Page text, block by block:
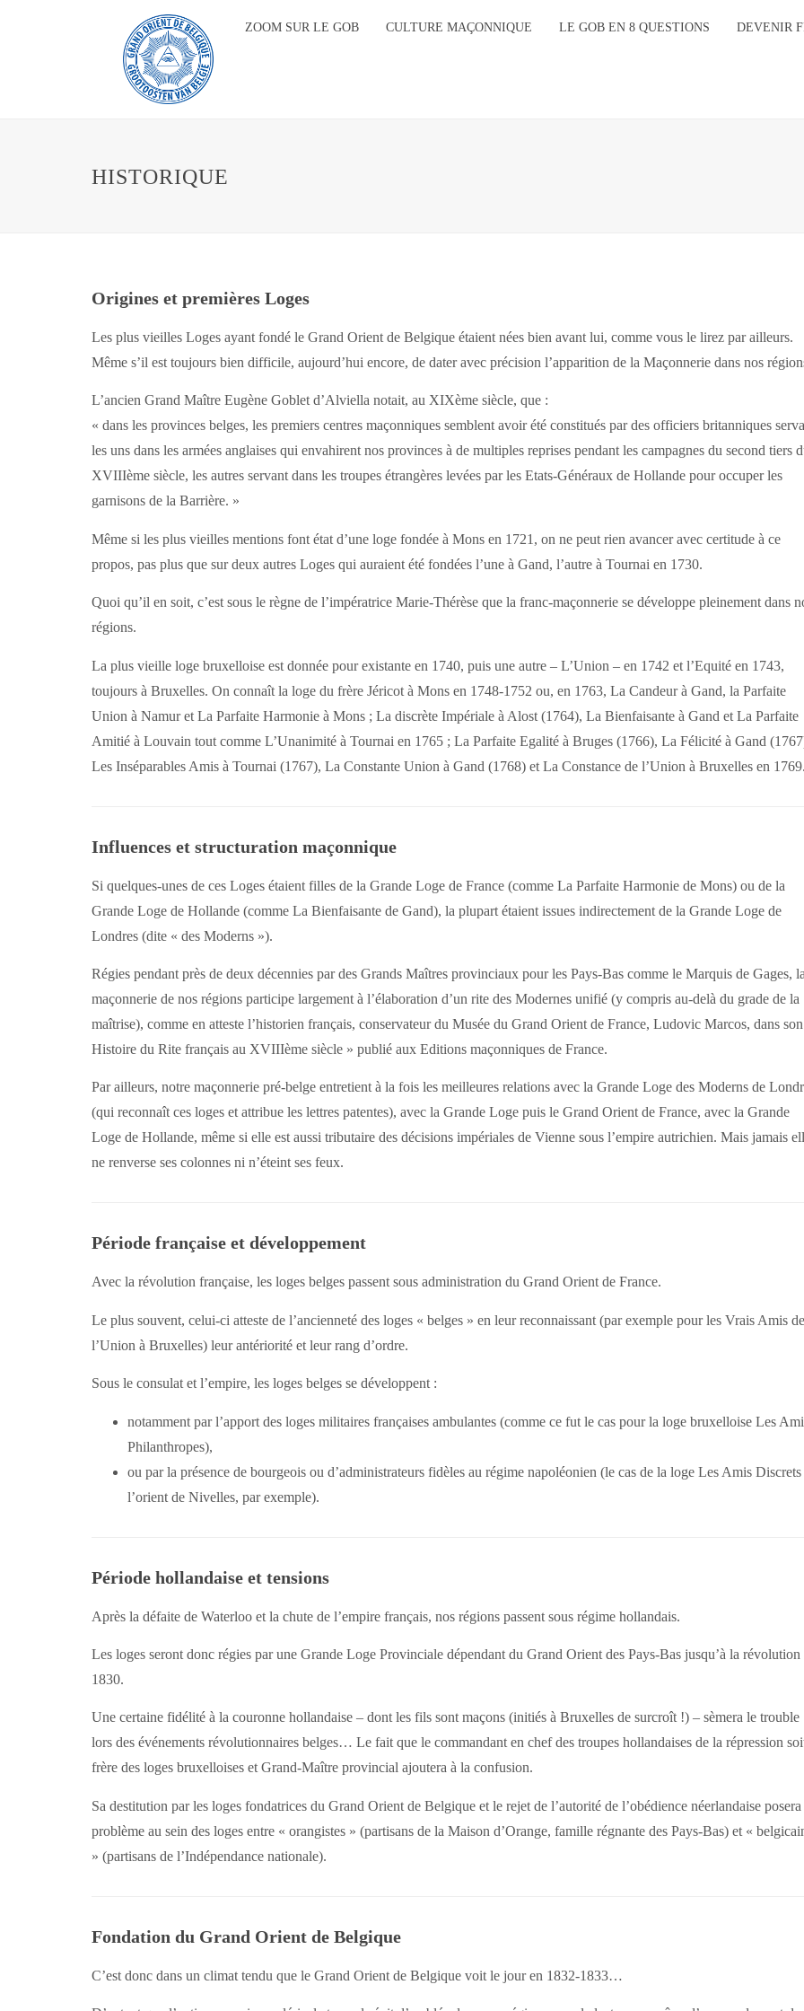
ZOOM SUR LE GOB CULTURE MAÇONNIQUE LE GOB EN 8 QUESTIONS DEVENIR
HISTORIQUE
Origines et premières Loges
Les plus vieilles Loges ayant fondé le Grand Orient de Belgique étaient nées bien avant lui, comme vous le lirez par ailleurs.
Même s’il est toujours bien difficile, aujourd’hui encore, de dater avec précision l’apparition de la Maçonnerie dans nos
L’ancien Grand Maître Eugène Goblet d’Alviella notait, au XIXème siècle, que :
« dans les provinces belges, les premiers centres maçonniques semblent avoir été constitués par des officiers britanniques
les uns dans les armées anglaises qui envahirent nos provinces à de multiples reprises pendant les campagnes du second tiers
XVIIIème siècle, les autres servant dans les troupes étrangères levées par les Etats-Généraux de Hollande pour occuper les
garnisons de la Barrière. »
Même si les plus vieilles mentions font état d’une loge fondée à Mons en 1721, on ne peut rien avancer avec certitude à ce
propos, pas plus que sur deux autres Loges qui auraient été fondées l’une à Gand, l’autre à Tournai en 1730.
Quoi qu’il en soit, c’est sous le règne de l’impératrice Marie-Thérèse que la franc-maçonnerie se développe pleinement dans
régions.
La plus vieille loge bruxelloise est donnée pour existante en 1740, puis une autre – L’Union – en 1742 et l’Equité en 1743,
toujours à Bruxelles. On connaît la loge du frère Jéricot à Mons en 1748-1752 ou, en 1763, La Candeur à Gand, la Parfaite
Union à Namur et La Parfaite Harmonie à Mons ; La discrète Impériale à Alost (1764), La Bienfaisante à Gand et La Parfaite
Amitié à Louvain tout comme L’Unanimité à Tournai en 1765 ; La Parfaite Egalité à Bruges (1766), La Félicité à Gand
Les Inséparables Amis à Tournai (1767), La Constante Union à Gand (1768) et La Constance de l’Union à Bruxelles en 1769.
Influences et structuration maçonnique
Si quelques-unes de ces Loges étaient filles de la Grande Loge de France (comme La Parfaite Harmonie de Mons) ou de la
Grande Loge de Hollande (comme La Bienfaisante de Gand), la plupart étaient issues indirectement de la Grande Loge de
Londres (dite « des Moderns »).
Régies pendant près de deux décennies par des Grands Maîtres provinciaux pour les Pays-Bas comme le Marquis de Gages, la
maçonnerie de nos régions participe largement à l’élaboration d’un rite des Modernes unifié (y compris au-delà du grade de la
maîtrise), comme en atteste l’historien français, conservateur du Musée du Grand Orient de France, Ludovic Marcos, dans
Histoire du Rite français au XVIIIème siècle » publié aux Editions maçonniques de France.
Par ailleurs, notre maçonnerie pré-belge entretient à la fois les meilleures relations avec la Grande Loge des Moderns de
(qui reconnaît ces loges et attribue les lettres patentes), avec la Grande Loge puis le Grand Orient de France, avec la Grande
Loge de Hollande, même si elle est aussi tributaire des décisions impériales de Vienne sous l’empire autrichien. Mais jamais
ne renverse ses colonnes ni n’éteint ses feux.
Période française et développement
Avec la révolution française, les loges belges passent sous administration du Grand Orient de France.
Le plus souvent, celui-ci atteste de l’ancienneté des loges « belges » en leur reconnaissant (par exemple pour les Vrais Amis de
l’Union à Bruxelles) leur antériorité et leur rang d’ordre.
Sous le consulat et l’empire, les loges belges se développent :
notamment par l’apport des loges militaires françaises ambulantes (comme ce fut le cas pour la loge bruxelloise Les
Philanthropes),
ou par la présence de bourgeois ou d’administrateurs fidèles au régime napoléonien (le cas de la loge Les Amis Discrets
l’orient de Nivelles, par exemple).
Période hollandaise et tensions
Après la défaite de Waterloo et la chute de l’empire français, nos régions passent sous régime hollandais.
Les loges seront donc régies par une Grande Loge Provinciale dépendant du Grand Orient des Pays-Bas jusqu’à la révolution
1830.
Une certaine fidélité à la couronne hollandaise – dont les fils sont maçons (initiés à Bruxelles de surcroît !) – sèmera le trouble
lors des événements révolutionnaires belges… Le fait que le commandant en chef des troupes hollandaises de la répression
frère des loges bruxelloises et Grand-Maître provincial ajoutera à la confusion.
Sa destitution par les loges fondatrices du Grand Orient de Belgique et le rejet de l’autorité de l’obédience néerlandaise posera
problème au sein des loges entre « orangistes » (partisans de la Maison d’Orange, famille régnante des Pays-Bas) et «
» (partisans de l’Indépendance nationale).
Fondation du Grand Orient de Belgique
C’est donc dans un climat tendu que le Grand Orient de Belgique voit le jour en 1832-1833…